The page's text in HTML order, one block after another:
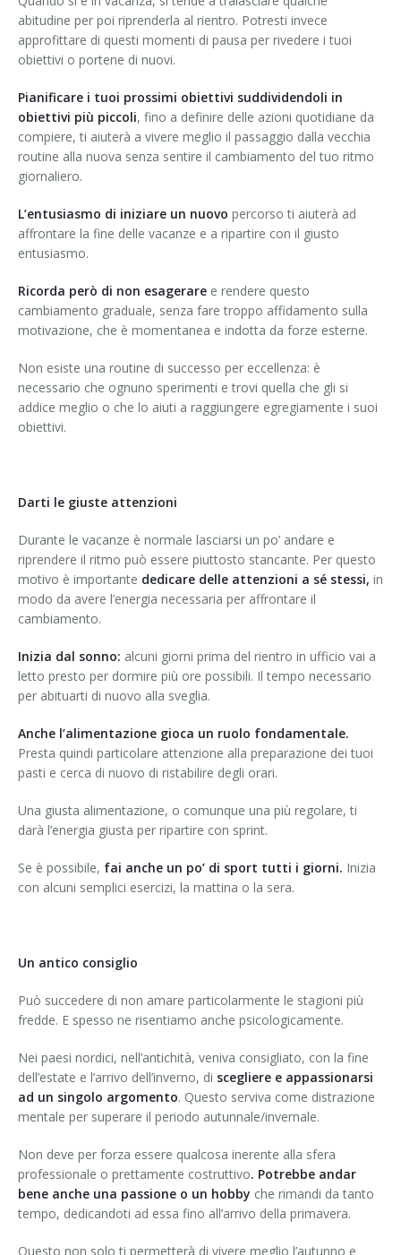
abitudine per poi riprenderla al rientro. Potresti invece
approfittare di questi momenti di pausa per rivedere i tuoi
obiettivi o portene di nuovi.
Pianificare i tuoi prossimi obiettivi suddividendoli in
obiettivi più piccoli, fino a definire delle azioni quotidiane da
compiere, ti aiuterà a vivere meglio il passaggio dalla vecchia
routine alla nuova senza sentire il cambiamento del tuo ritmo
giornaliero.
L’entusiasmo di iniziare un nuovo percorso ti aiuterà ad
affrontare la fine delle vacanze e a ripartire con il giusto
entusiasmo.
Ricorda però di non esagerare e rendere questo
cambiamento graduale, senza fare troppo affidamento sulla
motivazione, che è momentanea e indotta da forze esterne.
Non esiste una routine di successo per eccellenza: è
necessario che ognuno sperimenti e trovi quella che gli si
addice meglio o che lo aiuti a raggiungere egregiamente i suoi
obiettivi.
Darti le giuste attenzioni
Durante le vacanze è normale lasciarsi un po’ andare e
riprendere il ritmo può essere piuttosto stancante. Per questo
motivo è importante dedicare delle attenzioni a sé stessi, in
modo da avere l’energia necessaria per affrontare il
cambiamento.
Inizia dal sonno: alcuni giorni prima del rientro in ufficio vai a
letto presto per dormire più ore possibili. Il tempo necessario
per abituarti di nuovo alla sveglia.
Anche l’alimentazione gioca un ruolo fondamentale.
Presta quindi particolare attenzione alla preparazione dei tuoi
pasti e cerca di nuovo di ristabilire degli orari.
Una giusta alimentazione, o comunque una più regolare, ti
darà l’energia giusta per ripartire con sprint.
Se è possibile, fai anche un po’ di sport tutti i giorni. Inizia
con alcuni semplici esercizi, la mattina o la sera.
Un antico consiglio
Può succedere di non amare particolarmente le stagioni più
fredde. E spesso ne risentiamo anche psicologicamente.
Nei paesi nordici, nell’antichità, veniva consigliato, con la fine
dell’estate e l’arrivo dell’inverno, di scegliere e appassionarsi
ad un singolo argomento. Questo serviva come distrazione
mentale per superare il periodo autunnale/invernale.
Non deve per forza essere qualcosa inerente alla sfera
professionale o prettamente costruttivo. Potrebbe andar
bene anche una passione o un hobby che rimandi da tanto
tempo, dedicandoti ad essa fino all’arrivo della primavera.
Questo non solo ti permetterà di vivere meglio l’autunno e